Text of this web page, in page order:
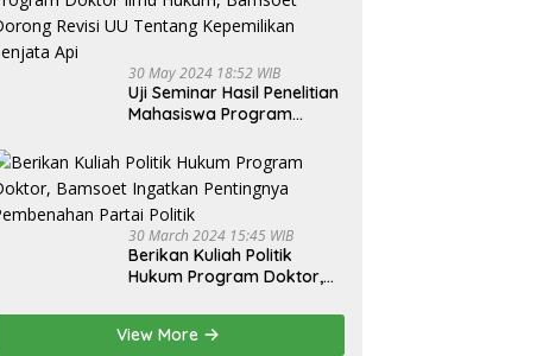
30 May 2024 18:52 WIB
Uji Seminar Hasil Penelitian
Mahasiswa Program
Bamsoet Dorong Revisi UU
Tentang Kepemilikan
Senjata Api
30 March 2024 15:45 WIB
Berikan Kuliah Politik
Hukum Program Doktor,
Pentingnya Pembenahan
Partai Politik
View More